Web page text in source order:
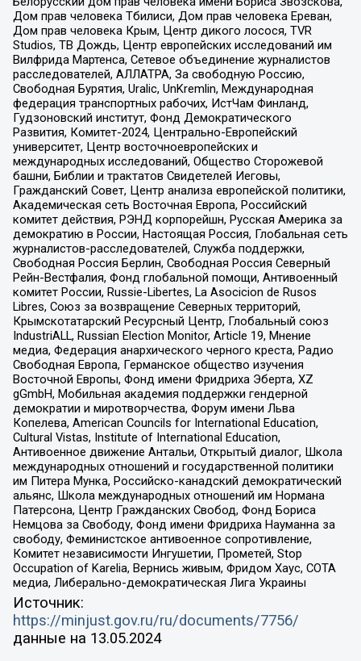
Дом прав человека Тбилиси, Дом прав человека Ереван,
Дом прав человека Крым, Центр дикого лосося, TVR
Studios, ТВ Дождь, Центр европейских исследований им
Вилфрида Мартенса, Сетевое объединение журналистов
расследователей, АЛЛАТРА, За свободную Россию,
Свободная Бурятия, Uralic, UnKremlin, Международная
федерация транспортных рабочих, ИстЧам Финланд,
Гудзоновский институт, Фонд Демократического
Развития, Комитет-2024, Центрально-Европейский
университет, Центр восточноевропейских и
международных исследований, Общество Сторожевой
башни, Библии и трактатов Свидетелей Иеговы,
Гражданский Совет, Центр анализа европейской политики,
Академическая сеть Восточная Европа, Российский
комитет действия, РЭНД корпорейшн, Русская Америка за
демократию в России, Настоящая Россия, Глобальная сеть
журналистов-расследователей, Служба поддержки,
Свободная Россия Берлин, Свободная Россия Северный
Рейн-Вестфалия, Фонд глобальной помощи, Антивоенный
комитет России, Russie-Libertes, La Asocicion de Rusos
Libres, Союз за возвращение Северных территорий,
Крымскотатарский Ресурсный Центр, Глобальный союз
IndustriALL, Russian Election Monitor, Article 19, Мнение
медиа, Федерация анархического черного креста, Радио
Свободная Европа, Германское общество изучения
Восточной Европы, Фонд имени Фридриха Эберта, XZ
gGmbH, Мобильная академия поддержки гендерной
демократии и миротворчества, Форум имени Льва
Копелева, American Councils for International Education,
Cultural Vistas, Institute of International Education,
Антивоенное движение Антальи, Открытый диалог, Школа
международных отношений и государственной политики
им Питера Мунка, Российско-канадский демократический
альянс, Школа международных отношений им Нормана
Патерсона, Центр Гражданских Свобод, Фонд Бориса
Немцова за Свободу, Фонд имени Фридриха Науманна за
свободу, Феминистское антивоенное сопротивление,
Комитет независимости Ингушетии, Прометей, Stop
Occupation of Karelia, Вернись живым, Фридом Хаус, СОТА
медиа, Либерально-демократическая Лига Украины
Источник:
https://minjust.gov.ru/ru/documents/7756/
данные на 13.05.2024